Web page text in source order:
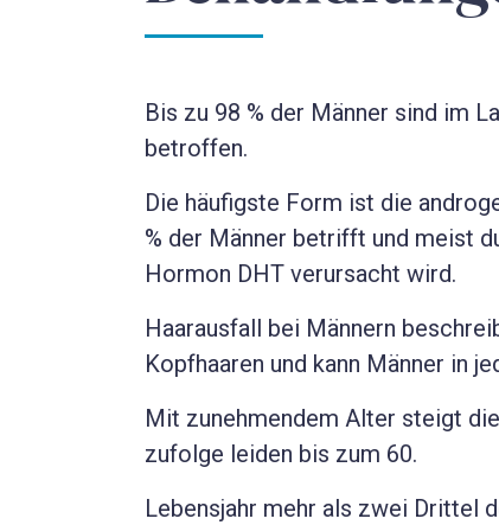
Bis zu 98 % der Männer sind im
betroffen.
Die häufigste Form ist die
% der Männer betrifft und meist
Hormon DHT verursacht wird.
Haarausfall bei Männern
Kopfhaaren und kann Männer in
Mit zunehmendem Alter steigt
zufolge leiden bis zum 60.
Lebensjahr mehr als zwei Drittel